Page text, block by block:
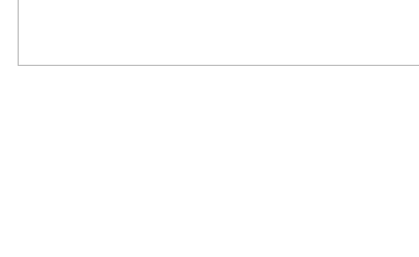
Görüş ve önerileriniz için teşekkür ederiz.